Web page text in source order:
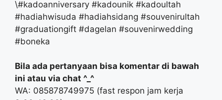
\#kadoanniversary #kadounik #kadoultah
#hadiahwisuda #hadiahsidang #souvenirultah
#graduationgift #dagelan #souvenirwedding
#boneka
Bila ada pertanyaan bisa komentar di bawah
ini atau via chat ^_^
WA: 085878749975 (fast respon jam kerja